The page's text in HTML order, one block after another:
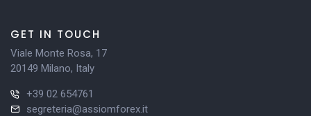
GET IN TOUCH
Viale Monte Rosa, 17
20149 Milano, Italy
+39 02 654761
segreteria@assiomforex.it